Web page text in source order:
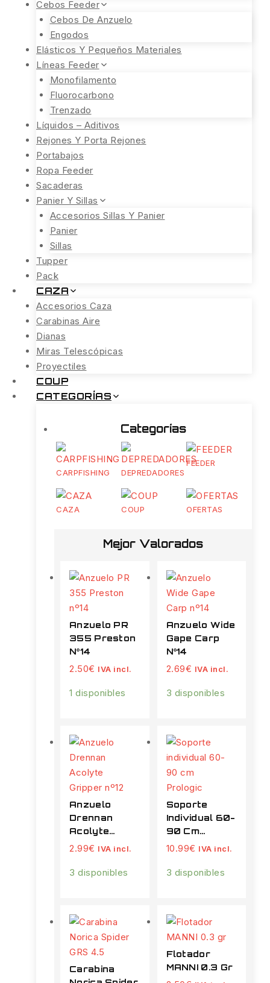
Cebos Feeder
Cebos De Anzuelo
Engodos
Elásticos Y Pequeños Materiales
Líneas Feeder
Monofilamento
Fluorocarbono
Trenzado
Líquidos – Aditivos
Rejones Y Porta Rejones
Portabajos
Ropa Feeder
Sacaderas
Panier Y Sillas
Accesorios Sillas Y Panier
Panier
Sillas
Tupper
Pack
CAZA
Accesorios Caza
Carabinas Aire
Dianas
Miras Telescópicas
Proyectiles
COUP
CATEGORÍAS
Categorías
CARPFISHING DEPREDADORES
FEEDER
CAZA COUP OFERTAS
Mejor Valorados
Anzuelo PR
355 Preston
Nº14
2.50€ IVA incl.
1 disponibles
Anzuelo Wide
Gape Carp
Nº14
2.69€ IVA incl.
3 disponibles
Anzuelo
Drennan
Acolyte
Gripper Nº12
2.99€ IVA incl.
3 disponibles
Soporte
Individual 60-
90 Cm
Prologic
10.99€ IVA incl.
3 disponibles
Carabina
Flotador
MANNI 0.3 Gr